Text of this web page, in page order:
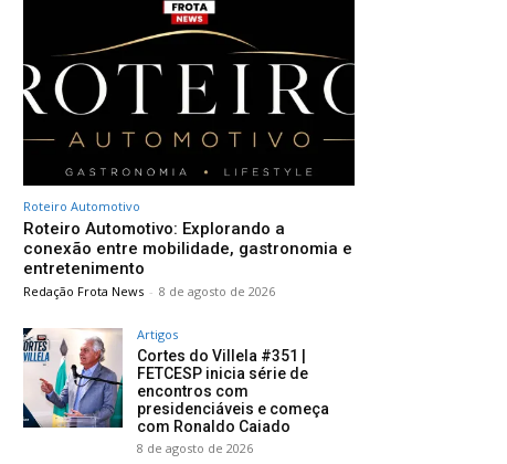
Roteiro Automotivo
Roteiro Automotivo: Explorando a
conexão entre mobilidade, gastronomia e
entretenimento
Redação Frota News - 8 de agosto de 2026
Artigos
Cortes do Villela #351 |
FETCESP inicia série de
encontros com
presidenciáveis e começa
com Ronaldo Caiado
8 de agosto de 2026